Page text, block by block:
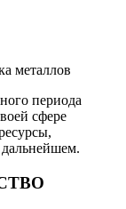
металлов
периода
сфере